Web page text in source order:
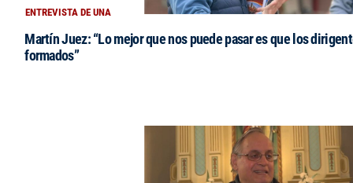
ENTREVISTA DE UNA
Martín Juez: “Lo mejor que nos puede pasar es que los
formados”